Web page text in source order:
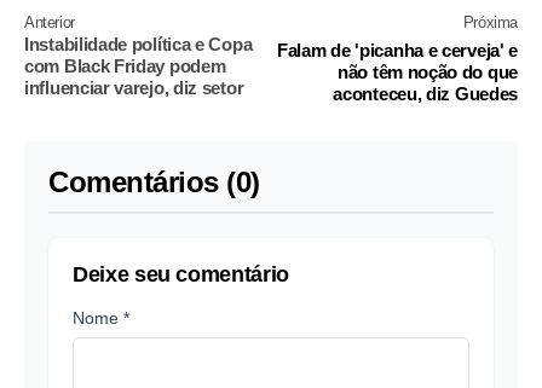
Anterior
Instabilidade política e Copa
com Black Friday podem
influenciar varejo, diz setor
Próxima
Falam de 'picanha e cerveja' e
não têm noção do que
aconteceu, diz Guedes
Comentários (0)
Deixe seu comentário
Nome *